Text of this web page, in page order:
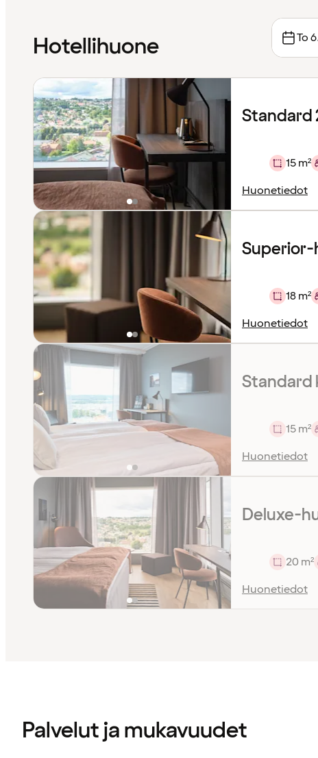
Hotellihuone To
Standard
15 m²
Huonetiedot
18 m²
Huonetiedot
Standard
15 m²
Huonetiedot
Deluxe-
20 m²
Huonetiedot
Palvelut ja mukavuudet